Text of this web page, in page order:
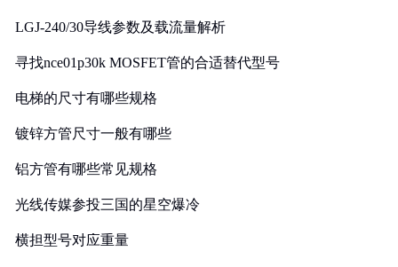
LGJ-240/30导线参数及载流量解析
寻找nce01p30k MOSFET管的合适替代型号
电梯的尺寸有哪些规格
镀锌方管尺寸一般有哪些
铝方管有哪些常见规格
光线传媒参投三国的星空爆冷
横担型号对应重量